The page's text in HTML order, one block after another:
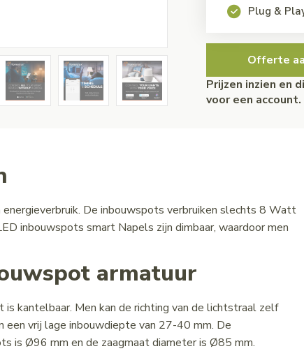
Plug &
Offerte
Prijzen inzien en
voor een account.
De inbouwspots verbruiken slechts 8 Watt
inbouwspots smart Napels zijn dimbaar, waardoor men
armatuur
kantelbaar. Men kan de richting van de lichtstraal zelf
vrij lage inbouwdiepte van 27-40 mm. De
is Ø96 mm en de zaagmaat diameter is Ø85 mm.